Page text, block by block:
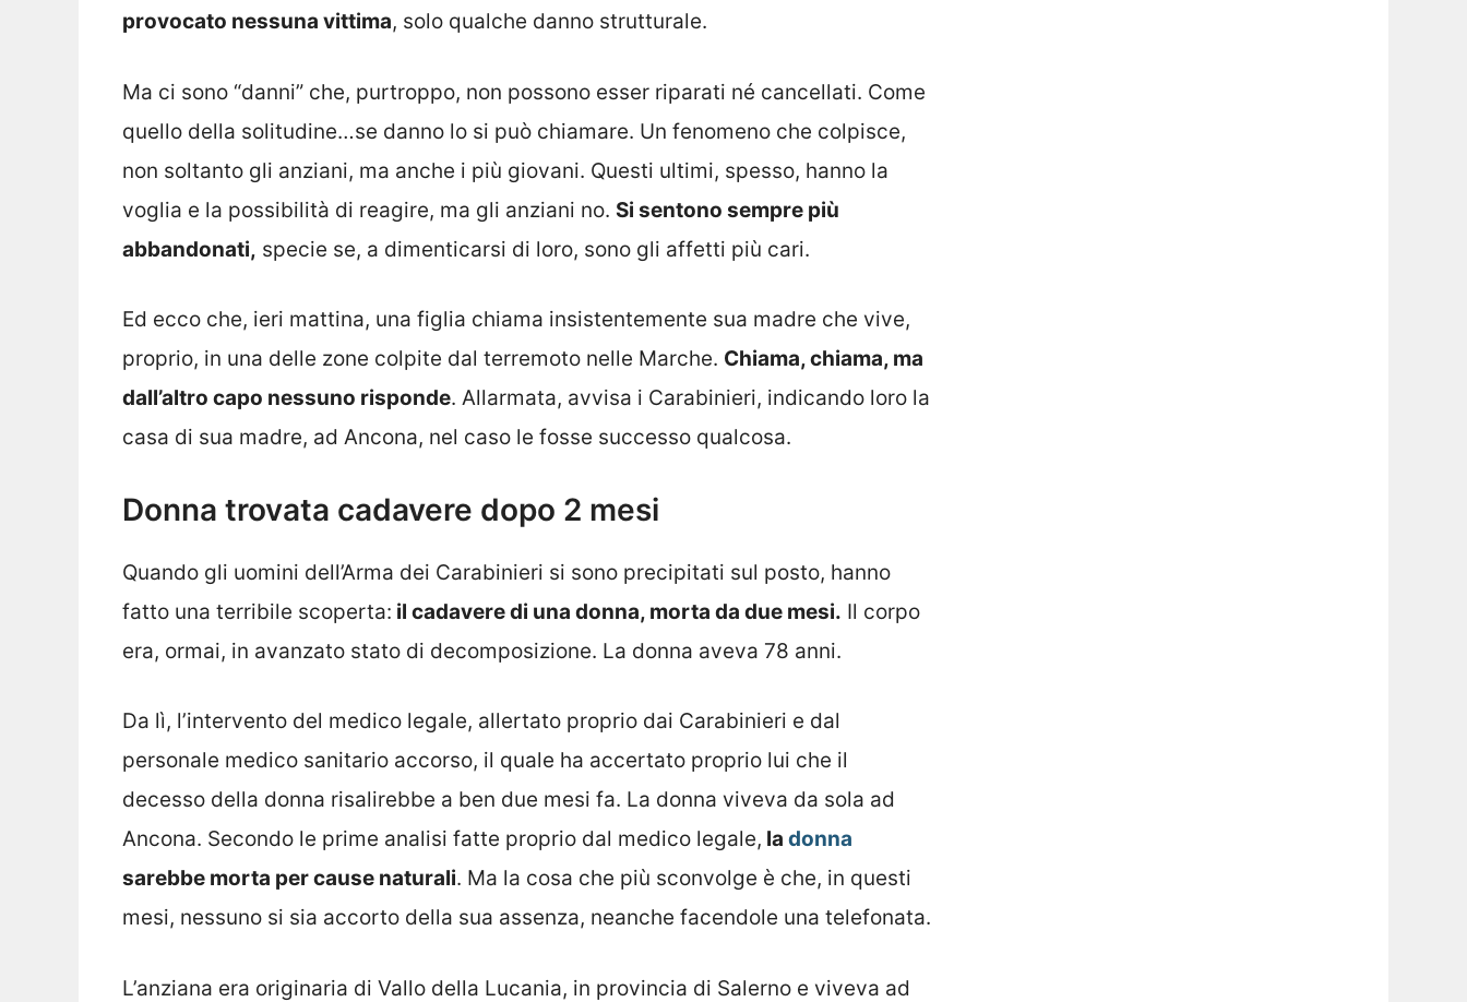
provocato nessuna vittima, solo qualche danno strutturale.
Ma ci sono “danni” che, purtroppo, non possono esser riparati né cancellati. Come
quello della solitudine…se danno lo si può chiamare. Un fenomeno che colpisce,
non soltanto gli anziani, ma anche i più giovani. Questi ultimi, spesso, hanno la
voglia e la possibilità di reagire, ma gli anziani no. Si sentono sempre più
abbandonati, specie se, a dimenticarsi di loro, sono gli affetti più cari.
Ed ecco che, ieri mattina, una figlia chiama insistentemente sua madre che vive,
proprio, in una delle zone colpite dal terremoto nelle Marche. Chiama, chiama, ma
dall’altro capo nessuno risponde. Allarmata, avvisa i Carabinieri, indicando loro la
casa di sua madre, ad Ancona, nel caso le fosse successo qualcosa.
Donna trovata cadavere dopo 2 mesi
Quando gli uomini dell’Arma dei Carabinieri si sono precipitati sul posto, hanno
fatto una terribile scoperta: il cadavere di una donna, morta da due mesi. Il corpo
era, ormai, in avanzato stato di decomposizione. La donna aveva 78 anni.
Da lì, l’intervento del medico legale, allertato proprio dai Carabinieri e dal
personale medico sanitario accorso, il quale ha accertato proprio lui che il
decesso della donna risalirebbe a ben due mesi fa. La donna viveva da sola ad
Ancona. Secondo le prime analisi fatte proprio dal medico legale, la donna
sarebbe morta per cause naturali. Ma la cosa che più sconvolge è che, in questi
mesi, nessuno si sia accorto della sua assenza, neanche facendole una telefonata.
L’anziana era originaria di Vallo della Lucania, in provincia di Salerno e viveva ad